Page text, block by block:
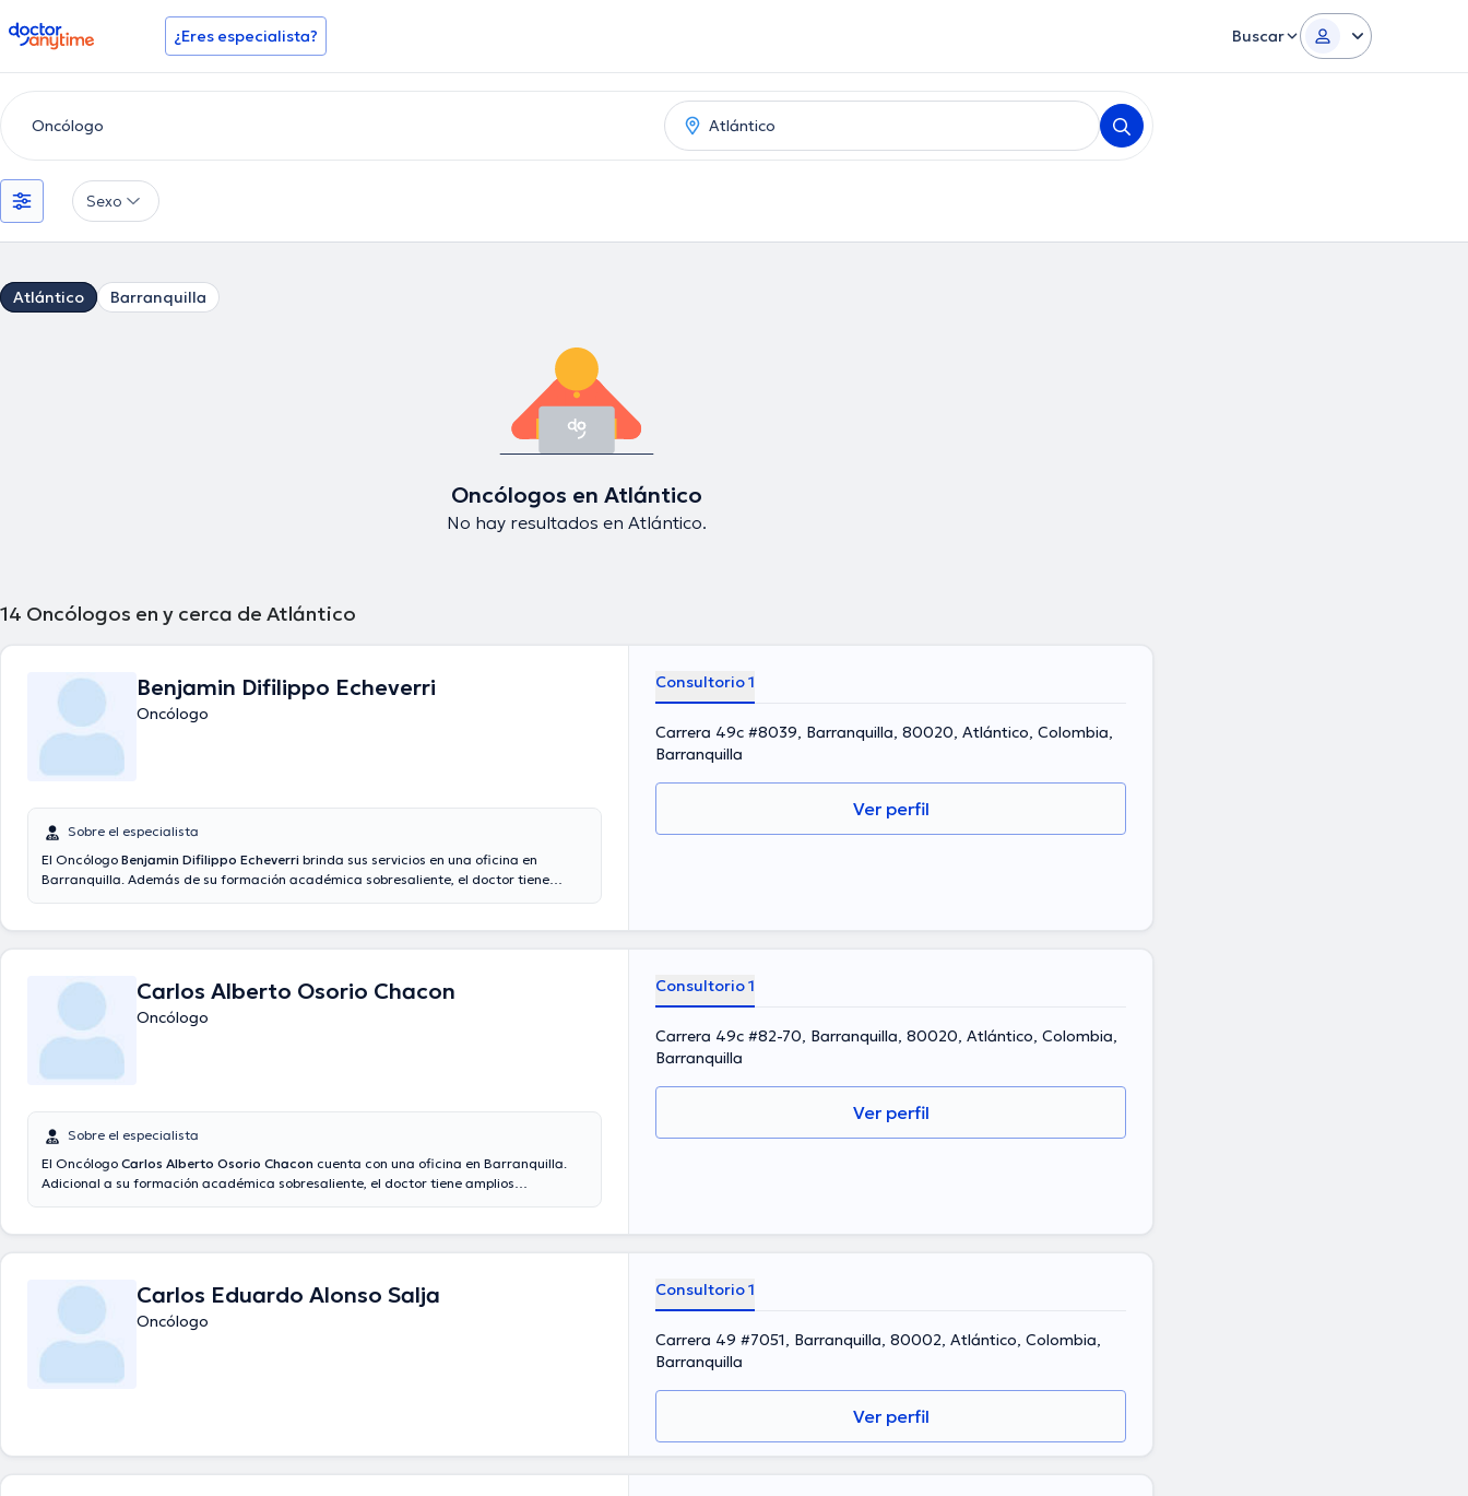
doctoranytime ¿Eres especialista? Buscar
Sexo
Atlántico Barranquilla
Oncólogos en Atlántico
No hay resultados en Atlántico.
14 Oncólogos en y cerca de Atlántico
Benjamin Difilippo Echeverri
Oncólogo
Sobre el especialista
El Oncólogo Benjamin Difilippo Echeverri brinda sus servicios en una oficina en
Barranquilla. Además de su formación académica sobresaliente, el doctor tiene
en su ámbito de especialización y ha anunciado diferentes comunicados. Para
finalizar, el médico puede hablar en Español.
Consultorio 1
Carrera 49c #8039, Barranquilla, 80020, Atlántico, Colombia,
Barranquilla
Ver perfil
Carlos Alberto Osorio Chacon
Oncólogo
Sobre el especialista
El Oncólogo Carlos Alberto Osorio Chacon cuenta con una oficina en Barranquilla.
Adicional a su formación académica sobresaliente, el doctor tiene amplios
en su temática de especialización y ha compartido numerosas publicaciones. Español
es el idioma principal usados por el doctor.
Consultorio 1
Carrera 49c #82-70, Barranquilla, 80020, Atlántico, Colombia,
Barranquilla
Ver perfil
Carlos Eduardo Alonso Salja
Oncólogo
Consultorio 1
Carrera 49 #7051, Barranquilla, 80002, Atlántico, Colombia,
Barranquilla
Ver perfil